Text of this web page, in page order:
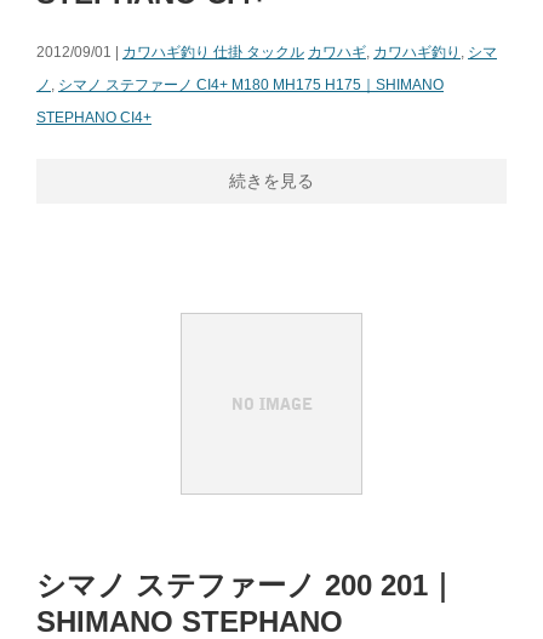
2012/09/01 | カワハギ釣り 仕掛 タックル カワハギ カワハギ釣り
シマ
ノ
シマノ ステファーノ CI4+ M180 MH175 H175｜SHIMANO
STEPHANO CI4+
続きを見る
シマノ ステファーノ 200 201｜
SHIMANO STEPHANO